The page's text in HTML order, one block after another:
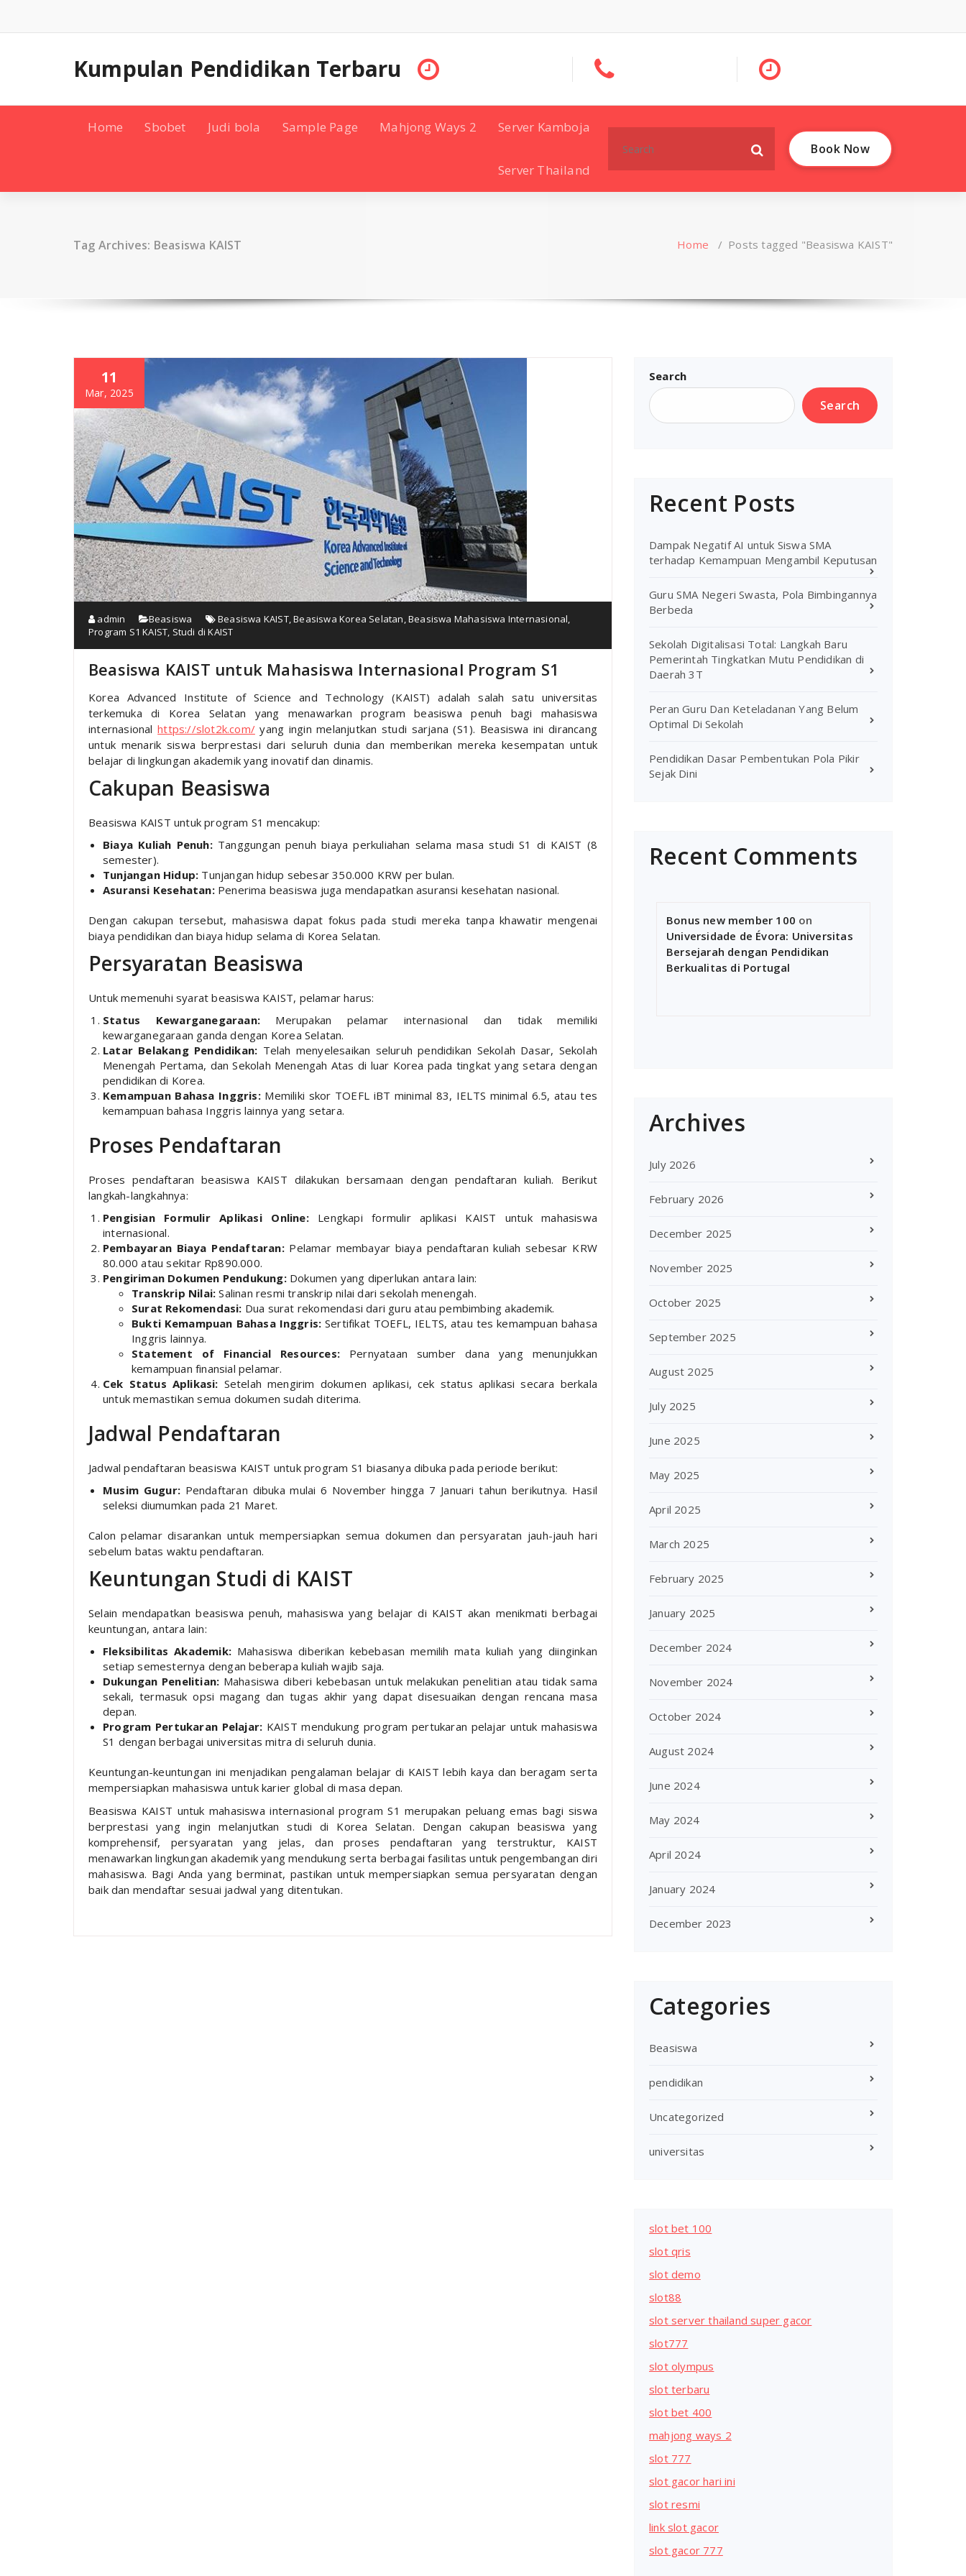
content
Kumpulan Pendidikan Terbaru
Home Sbobet Judi bola Sample Page Mahjong Ways 2 Server Kamboja
Server Thailand
for:
Book Now
Tag Archives: Beasiswa KAIST Home / Posts tagged "Beasiswa KAIST"
11
Mar, 2025
admin Beasiswa Beasiswa KAIST,Beasiswa Korea Selatan,Beasiswa Mahasiswa Internasional,
Program S1 KAIST, Studi di KAIST
Beasiswa KAIST untuk Mahasiswa Internasional Program S1
Korea Advanced Institute of Science and Technology (KAIST) adalah salah satu universitas
terkemuka di Korea Selatan yang menawarkan program beasiswa penuh bagi mahasiswa
internasionalhttps://slot2k.com/yang ingin melanjutkan studi sarjana (S1). Beasiswa ini dirancang
untuk menarik siswa berprestasi dari seluruh dunia dan memberikan mereka kesempatan untuk
belajar di lingkungan akademik yang inovatif dan dinamis.
Cakupan Beasiswa
Beasiswa KAIST untuk program S1 mencakup:
Biaya Kuliah Penuh:Tanggungan penuh biaya perkuliahan selama masa studi S1 di KAIST (8
semester).
Tunjangan Hidup: Tunjangan hidup sebesar 350.000 KRW per bulan.
Asuransi Kesehatan:Penerima beasiswa juga mendapatkan asuransi kesehatan nasional.
Dengan cakupan tersebut, mahasiswa dapat fokus pada studi mereka tanpa khawatir mengenai
biaya pendidikan dan biaya hidup selama di Korea Selatan.
Persyaratan Beasiswa
Untuk memenuhi syarat beasiswa KAIST, pelamar harus:
Status Kewarganegaraan:Merupakan pelamar internasional dan tidak memiliki
kewarganegaraan ganda dengan Korea Selatan.
Latar Belakang Pendidikan: Telah menyelesaikan seluruh pendidikan Sekolah Dasar, Sekolah
Menengah Pertama, dan Sekolah Menengah Atas di luar Korea pada tingkat yang setara dengan
pendidikan di Korea.
Kemampuan Bahasa Inggris:Memiliki skor TOEFL iBT minimal 83, IELTS minimal 6.5, atau tes
kemampuan bahasa Inggris lainnya yang setara.
Proses Pendaftaran
Proses pendaftaran beasiswa KAIST dilakukan bersamaan dengan pendaftaran kuliah. Berikut
langkah-langkahnya:
Pengisian Formulir Aplikasi Online:Lengkapi formulir aplikasi KAIST untuk mahasiswa
internasional.
Pembayaran Biaya Pendaftaran:Pelamar membayar biaya pendaftaran kuliah sebesar KRW
80.000 atau sekitar Rp890.000.
Pengiriman Dokumen Pendukung:Dokumen yang diperlukan antara lain:
Transkrip Nilai: Salinan resmi transkrip nilai dari sekolah menengah.
Surat Rekomendasi: Dua surat rekomendasi dari guru atau pembimbing akademik.
Bukti Kemampuan Bahasa Inggris: Sertifikat TOEFL, IELTS, atau tes kemampuan bahasa
Inggris lainnya.
Statement of Financial Resources:Pernyataan sumber dana yang menunjukkan
kemampuan finansial pelamar.
Cek Status Aplikasi: Setelah mengirim dokumen aplikasi, cek status aplikasi secara berkala
untuk memastikan semua dokumen sudah diterima.
Jadwal Pendaftaran
Jadwal pendaftaran beasiswa KAIST untuk program S1 biasanya dibuka pada periode berikut:
Musim Gugur:Pendaftaran dibuka mulai 6 November hingga 7 Januari tahun berikutnya. Hasil
seleksi diumumkan pada 21 Maret.
Calon pelamar disarankan untuk mempersiapkan semua dokumen dan persyaratan jauh-jauh hari
sebelum batas waktu pendaftaran.
Keuntungan Studi di KAIST
Selain mendapatkan beasiswa penuh, mahasiswa yang belajar di KAIST akan menikmati berbagai
keuntungan, antara lain:
Fleksibilitas Akademik: Mahasiswa diberikan kebebasan memilih mata kuliah yang diinginkan
setiap semesternya dengan beberapa kuliah wajib saja.
Dukungan Penelitian: Mahasiswa diberi kebebasan untuk melakukan penelitian atau tidak sama
sekali, termasuk opsi magang dan tugas akhir yang dapat disesuaikan dengan rencana masa
depan.
Program Pertukaran Pelajar: KAIST mendukung program pertukaran pelajar untuk mahasiswa
S1 dengan berbagai universitas mitra di seluruh dunia.
Keuntungan-keuntungan ini menjadikan pengalaman belajar di KAIST lebih kaya dan beragam serta
mempersiapkan mahasiswa untuk karier global di masa depan.
Beasiswa KAIST untuk mahasiswa internasional program S1 merupakan peluang emas bagi siswa
berprestasi yang ingin melanjutkan studi di Korea Selatan. Dengan cakupan beasiswa yang
komprehensif, persyaratan yang jelas, dan proses pendaftaran yang terstruktur, KAIST
menawarkan lingkungan akademik yang mendukung serta berbagai fasilitas untuk pengembangan diri
mahasiswa. Bagi Anda yang berminat, pastikan untuk mempersiapkan semua persyaratan dengan
baik dan mendaftar sesuai jadwal yang ditentukan.
Search
Search
Recent Posts
Dampak Negatif AI untuk Siswa SMA
terhadap Kemampuan Mengambil Keputusan
Guru SMA Negeri Swasta, Pola Bimbingannya
Berbeda
Sekolah Digitalisasi Total: Langkah Baru
Pemerintah Tingkatkan Mutu Pendidikan di
Daerah 3T
Peran Guru Dan Keteladanan Yang Belum
Optimal Di Sekolah
Pendidikan Dasar Pembentukan Pola Pikir
Sejak Dini
Recent Comments
Bonus new member 100 on
Universidade de Évora: Universitas
Bersejarah dengan Pendidikan
Berkualitas di Portugal
Archives
July 2026
February 2026
December 2025
November 2025
October 2025
September 2025
August 2025
July 2025
June 2025
May 2025
April 2025
March 2025
February 2025
January 2025
December 2024
November 2024
October 2024
August 2024
June 2024
May 2024
April 2024
January 2024
December 2023
Categories
Beasiswa
pendidikan
Uncategorized
universitas
slot bet 100
slot qris
slot demo
slot88
slot server thailand super gacor
slot777
slot olympus
slot terbaru
slot bet 400
mahjong ways 2
slot 777
slot gacor hari ini
slot resmi
link slot gacor
slot gacor 777